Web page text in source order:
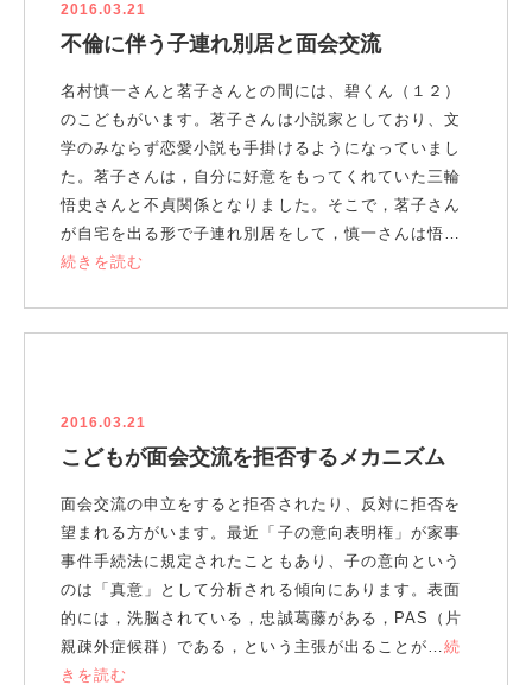
2016.03.21
不倫に伴う子連れ別居と面会交流
名村慎一さんと茗子さんとの間には、碧くん（１２）
のこどもがいます。茗子さんは小説家としており、文
学のみならず恋愛小説も手掛けるようになっていまし
た。茗子さんは，自分に好意をもってくれていた三輪
悟史さんと不貞関係となりました。そこで，茗子さん
が自宅を出る形で子連れ別居をして，慎一さんは悟…
続きを読む
2016.03.21
こどもが面会交流を拒否するメカニズム
面会交流の申立をすると拒否されたり、反対に拒否を
望まれる方がいます。最近「子の意向表明権」が家事
事件手続法に規定されたこともあり、子の意向という
のは「真意」として分析される傾向にあります。表面
的には，洗脳されている，忠誠葛藤がある，PAS（片
親疎外症候群）である，という主張が出ることが…続
きを読む